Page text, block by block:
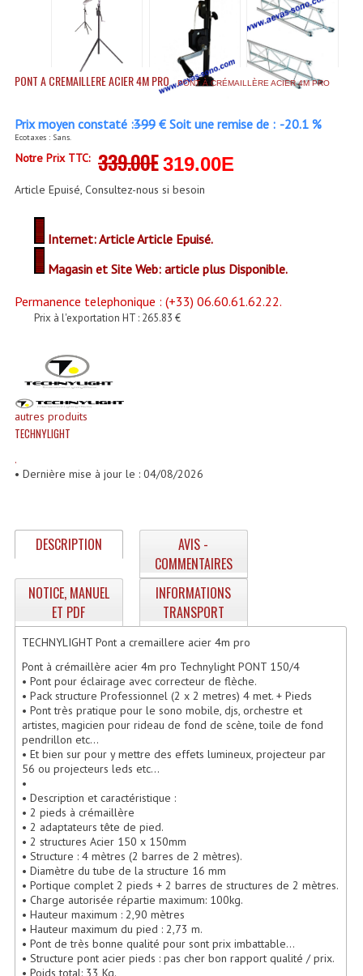
Pieds D'enceintes
Selecteurs Audio Vidéo
Amplificateurs
Amplificateurs Multi-Canaux
Casques Stéréo
Compresseurs , Limiteurs , Noise Gate
Enceintes (Ecoutes De Studio)
Enceintes Autonomes Portables Amplifiées
Enceintes Hifi
Filtres Actifs, Correcteurs
Haut-Parleurs Moteurs Tweeters Filtres
Haut Parleurs Sono
Filtres Passifs
Haut-Parleurs Amplis Guitare
Moteurs Pavillons Pour Enceinte
Tweeters Pour Enceintes
Lecteurs Audio & Sources
Platines Disque Vinyles
PONT A CREMAILLERE ACIER 4M PRO PONT À CRÉMAILLÈRE ACIER 4M PRO
Prix moyen constaté :399€ Soit une remise de : -20.1 %
Ecotaxes : Sans.
Notre Prix TTC: 339.00E 319.00E
Article Epuisé, Consultez-nous si besoin
Internet: Article Article Epuisé.
Magasin et Site Web: article plus Disponible.
Permanence telephonique : (+33) 06.60.61.62.22.
Prix à l'exportation HT : 265.83 €
autres produits
TECHNYLIGHT
.
• Dernière mise à jour le : 04/08/2026
DESCRIPTION
AVIS -
COMMENTAIRES
NOTICE, MANUEL
ET PDF
INFORMATIONS
TRANSPORT
TECHNYLIGHT Pont a cremaillere acier 4m pro
Pont à crémaillère acier 4m pro Technylight PONT 150/4
• Pont pour éclairage avec correcteur de flèche.
• Pack structure Professionnel (2 x 2 metres) 4 met. + Pieds
• Pont très pratique pour le sono mobile, djs, orchestre et
artistes, magicien pour rideau de fond de scène, toile de fond
pendrillon etc...
• Et bien sur pour y mettre des effets lumineux, projecteur par
56 ou projecteurs leds etc...
•
• Description et caractéristique :
• 2 pieds à crémaillère
• 2 adaptateurs tête de pied.
• 2 structures Acier 150 x 150mm
• Structure : 4 mètres (2 barres de 2 mètres).
• Diamètre du tube de la structure 16 mm
• Portique complet 2 pieds + 2 barres de structures de 2 mètres.
• Charge autorisée répartie maximum: 100kg.
• Hauteur maximum : 2,90 mètres
• Hauteur maximum du pied : 2,73 m.
• Pont de très bonne qualité pour sont prix imbattable...
• Structure pont acier pieds : pas cher bon rapport qualité / prix.
• Poids total: 33 Kg.